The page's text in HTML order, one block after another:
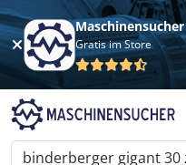
Maschinensucher
Gratis im Store